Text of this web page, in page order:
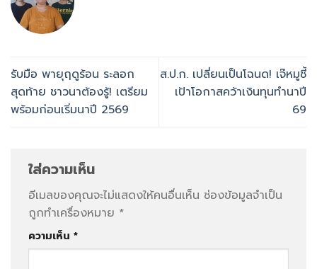
รับมือ พายุฤดูร้อน ระลอก
สุดท้าย ชาวนาต้องรู้! เตรียม
พร้อมก่อนเริ่มนาปี 2569
ส.ป.ก. เปลี่ยนเป็นโฉนด! เจ๊หมูชี้
เป้าโอกาสคว้าเงินทุนทำนาปี
69
ใส่ความเห็น
อีเมลของคุณจะไม่แสดงให้คนอื่นเห็น ช่องข้อมูลจำเป็น
ถูกทำเครื่องหมาย *
ความเห็น *